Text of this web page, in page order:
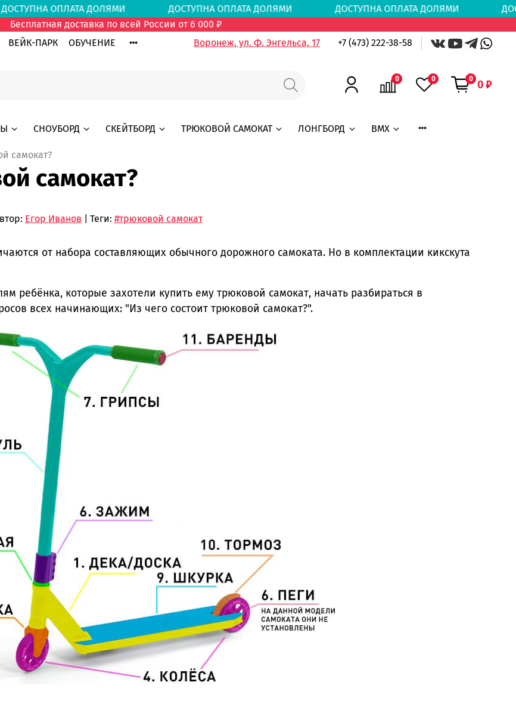
ОПЛАТА ДОЛЯМИ ДОСТУПНА ОПЛАТА ДОЛЯМИ ДОСТУПНА ОПЛАТА ДОЛЯМИ
Бесплатная доставка по всей России от 6 000 ₽
ВЕЙК-ПАРК ОБУЧЕНИЕ Воронеж, ул. Ф. Энгельса, 17 +7 (473) 222-38-58
0 0 0 0 ₽
СНОУБОРД СКЕЙТБОРД ТРЮКОВОЙ САМОКАТ ЛОНГБОРД BMX
самокат?
самокат?
Егор Иванов | Теги: #трюковой самокат
от набора составляющих обычного дорожного самоката. Но в комплектации кикскута
ребёнка, которые захотели купить ему трюковой самокат, начать разбираться в
всех начинающих: "Из чего состоит трюковой самокат?".